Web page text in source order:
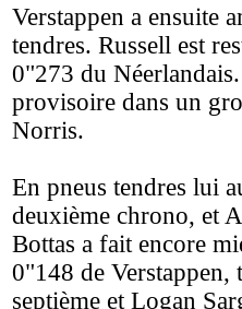
Verstappen a ensuite
tendres. Russell est
0"273 du
provisoire dans un
Norris.
En pneus tendres lui
deuxième chrono, et
Bottas a fait encore
0"148 de Verstappen,
septième et Logan